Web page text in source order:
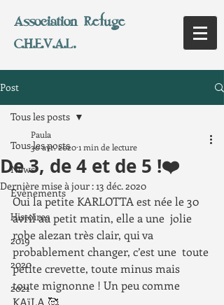
Association Refuge
C.H.E.V.A.L.
Post
Tous les posts
News
Evènements
Histoires
2019
2020
2021
Tous les posts
De 3, de 4 et de 5 !❤️
Paula
30 avr. 20201 min de lecture
Dernière mise à jour :13 déc. 2020
Oui la petite KARLOTTA est née le 30
avril au petit matin, elle a une  jolie
robe alezan très clair, qui va
probablement changer, c’est une  toute
petite crevette, toute minus mais
toute mignonne ! Un peu comme
KAïLA 🥰